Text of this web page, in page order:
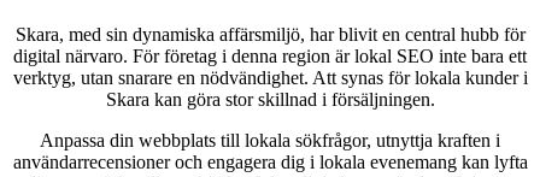
Skara, med sin dynamiska affärsmiljö, har blivit en central hubb för
digital närvaro. För företag i denna region är lokal SEO inte bara ett
verktyg, utan snarare en nödvändighet. Att synas för lokala kunder i
Skara kan göra stor skillnad i försäljningen.
Anpassa din webbplats till lokala sökfrågor, utnyttja kraften i
användarrecensioner och engagera dig i lokala evenemang kan lyfta